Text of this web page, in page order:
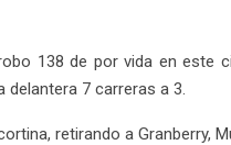
138 de por vida en
delantera 7 carreras a 3.
retirando a Granberry,